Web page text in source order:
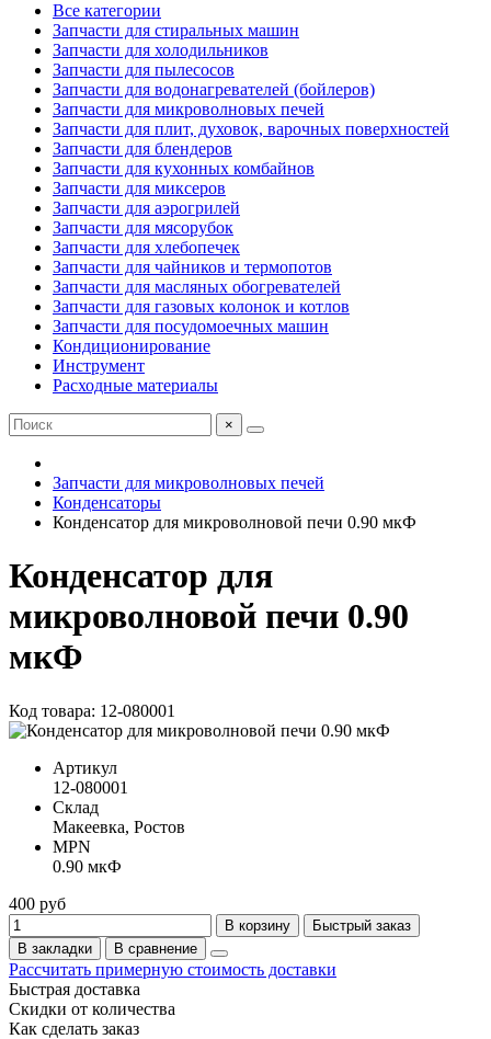
Все категории
Запчасти для стиральных машин
Запчасти для холодильников
Запчасти для пылесосов
Запчасти для водонагревателей (бойлеров)
Запчасти для микроволновых печей
Запчасти для плит, духовок, варочных поверхностей
Запчасти для блендеров
Запчасти для кухонных комбайнов
Запчасти для миксеров
Запчасти для аэрогрилей
Запчасти для мясорубок
Запчасти для хлебопечек
Запчасти для чайников и термопотов
Запчасти для масляных обогревателей
Запчасти для газовых колонок и котлов
Запчасти для посудомоечных машин
Кондиционирование
Инструмент
Расходные материалы
×
Запчасти для микроволновых печей
Конденсаторы
Конденсатор для микроволновой печи 0.90 мкФ
Конденсатор для
микроволновой печи 0.90
мкФ
Код товара: 12-080001
Артикул
12-080001
Склад
Макеевка, Ростов
MPN
0.90 мкФ
400 руб
В корзину
Быстрый заказ
В закладки
В сравнение
Рассчитать примерную стоимость доставки
Быстрая доставка
Скидки от количества
Как сделать заказ